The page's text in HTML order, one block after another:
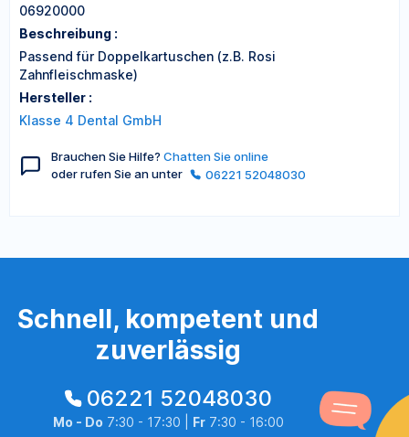
06920000
Beschreibung :
Passend für Doppelkartuschen (z.B. Rosi
Zahnfleischmaske)
Hersteller :
Klasse 4 Dental GmbH
Brauchen Sie Hilfe? Chatten Sie online
oder rufen Sie an unter
06221 52048030
Schnell, kompetent und
zuverlässig
06221 52048030
Mo - Do 7:30 - 17:30 | Fr7:30 - 16:00